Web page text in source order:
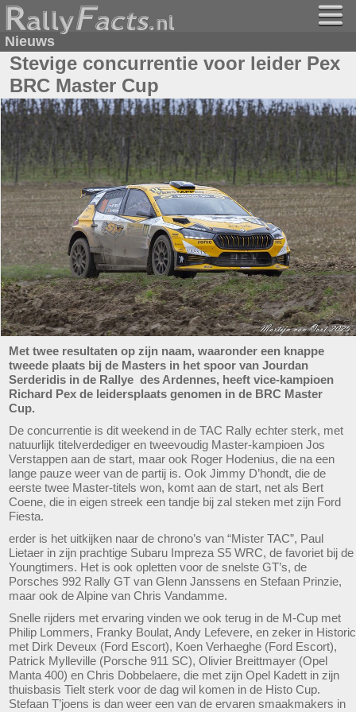
Nieuws
Stevige concurrentie voor leider Pex
BRC Master Cup
Met twee resultaten op zijn naam, waaronder een knappe
tweede plaats bij de Masters in het spoor van Jourdan
Serderidis in de Rallye des Ardennes, heeft vice-kampioen
Richard Pex de leidersplaats genomen in de BRC Master
Cup.
De concurrentie is dit weekend in de TAC Rally echter sterk, met
natuurlijk titelverdediger en tweevoudig Master-kampioen Jos
Verstappen aan de start, maar ook Roger Hodenius, die na een
lange pauze weer van de partij is. Ook Jimmy D’hondt, die de
eerste twee Master-titels won, komt aan de start, net als Bert
Coene, die in eigen streek een tandje bij zal steken met zijn Ford
Fiesta.
erder is het uitkijken naar de chrono’s van “Mister TAC”, Paul
Lietaer in zijn prachtige Subaru Impreza S5 WRC, de favoriet bij de
Youngtimers. Het is ook opletten voor de snelste GT’s, de
Porsches 992 Rally GT van Glenn Janssens en Stefaan Prinzie,
maar ook de Alpine van Chris Vandamme.
Snelle rijders met ervaring vinden we ook terug in de M-Cup met
Philip Lommers, Franky Boulat, Andy Lefevere, en zeker in Historic
met Dirk Deveux (Ford Escort), Koen Verhaeghe (Ford Escort),
Patrick Mylleville (Porsche 911 SC), Olivier Breittmayer (Opel
Manta 400) en Chris Dobbelaere, die met zijn Opel Kadett in zijn
thuisbasis Tielt sterk voor de dag wil komen in de Histo Cup.
Stefaan T’joens is dan weer een van de ervaren smaakmakers in